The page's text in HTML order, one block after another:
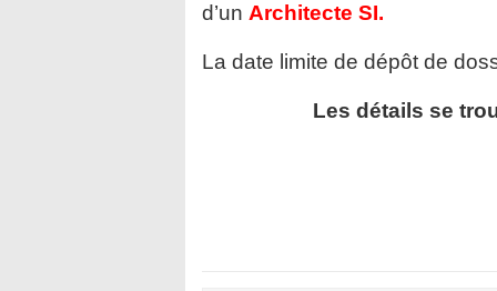
d’un Architecte SI.
La date limite de dépôt de
Les détails se